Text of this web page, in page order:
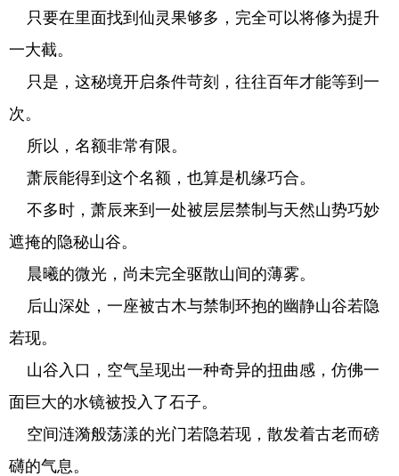
只要在里面找到仙灵果够多，完全可以将修为提升
一大截。
只是，这秘境开启条件苛刻，往往百年才能等到一
次。
所以，名额非常有限。
萧辰能得到这个名额，也算是机缘巧合。
不多时，萧辰来到一处被层层禁制与天然山势巧妙
遮掩的隐秘山谷。
晨曦的微光，尚未完全驱散山间的薄雾。
后山深处，一座被古木与禁制环抱的幽静山谷若隐
若现。
山谷入口，空气呈现出一种奇异的扭曲感，仿佛一
面巨大的水镜被投入了石子。
空间涟漪般荡漾的光门若隐若现，散发着古老而磅
礴的气息。